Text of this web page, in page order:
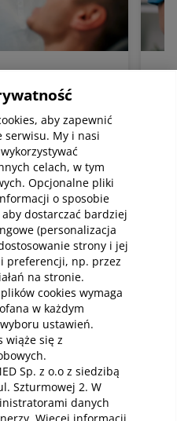
zęba –
to
w tkankach
zęba.
która
a następnie
Problem może
też wykrywany
ważne jest, aby
– zwłaszcza
nagryzaniu,
koloru zęba.
Zobacz wszystkie
aby zapewnić
serwisu. My i nasi
celach, w tym
Opcjonalne pliki
o sposobie
dostarczać bardziej
(personalizacja
strony i jej
preferencji, np. przez
na stronie.
cookies wymaga
w każdym
ustawień.
wiąże się z
Sp. z o.o z siedzibą
Szturmowej 2. W
danych